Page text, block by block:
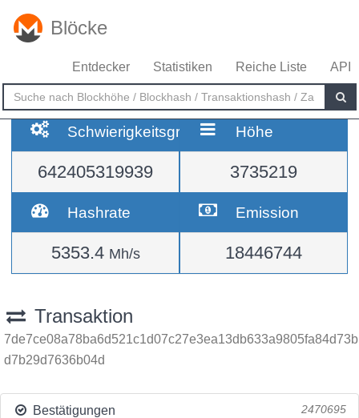
Blöcke
Entdecker Statistiken Reiche Liste API
Schwierigkeitsgrad
642405319939
Höhe
3735219
Hashrate
5353.4 Mh/s
Emission
18446744
Transaktion
7de7ce08a78ba6d521c1d07c27e3ea13db633a9805fa84d73b
d7b29d7636b04d
Bestätigungen 2470695